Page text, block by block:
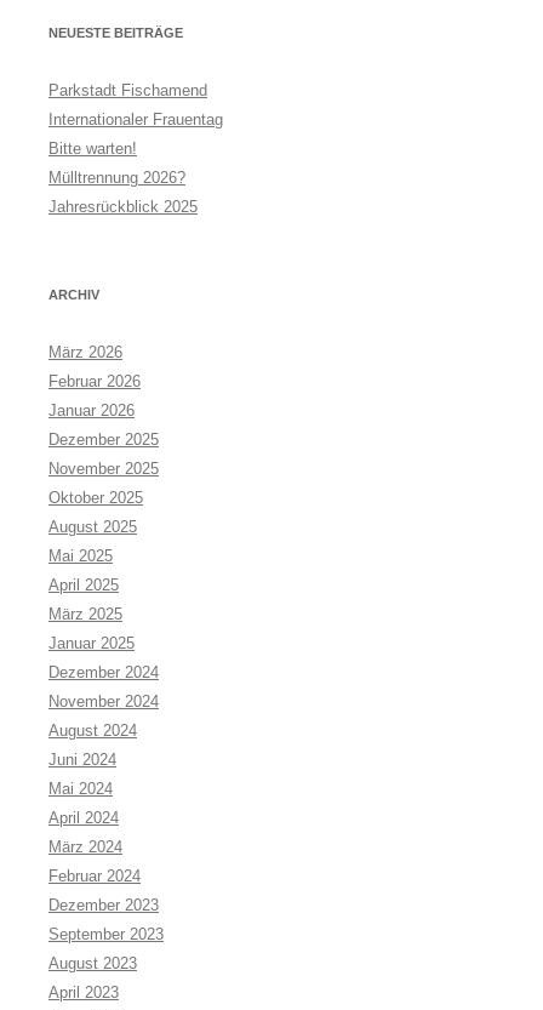
NEUESTE BEITRÄGE
Parkstadt Fischamend
Internationaler Frauentag
Bitte warten!
Mülltrennung 2026?
Jahresrückblick 2025
ARCHIV
März 2026
Februar 2026
Januar 2026
Dezember 2025
November 2025
Oktober 2025
August 2025
Mai 2025
April 2025
März 2025
Januar 2025
Dezember 2024
November 2024
August 2024
Juni 2024
Mai 2024
April 2024
März 2024
Februar 2024
Dezember 2023
September 2023
August 2023
April 2023